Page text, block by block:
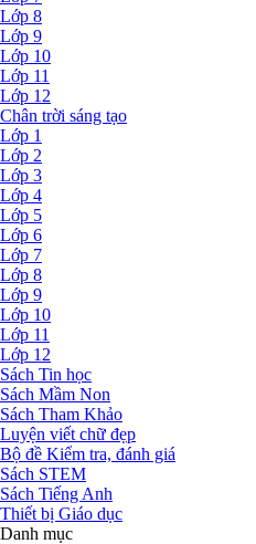
Lớp 8
Lớp 9
Lớp 10
Lớp 11
Lớp 12
Chân trời sáng tạo
Lớp 1
Lớp 2
Lớp 3
Lớp 4
Lớp 5
Lớp 6
Lớp 7
Lớp 8
Lớp 9
Lớp 10
Lớp 11
Lớp 12
Sách Tin học
Sách Mầm Non
Sách Tham Khảo
Luyện viết chữ đẹp
Bộ đề Kiểm tra, đánh giá
Sách STEM
Sách Tiếng Anh
Thiết bị Giáo dục
Danh mục